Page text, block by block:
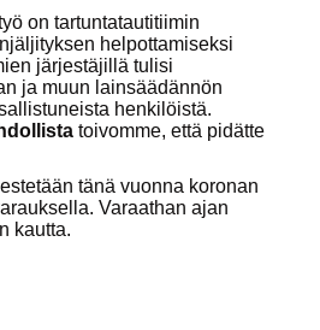
on tartuntatautitiimin
helpottamiseksi
järjestäjillä tulisi
ja muun lainsäädännön
henkilöistä.
toivomme, että pidätte
tänä vuonna koronan
Varaathan ajan
kautta.